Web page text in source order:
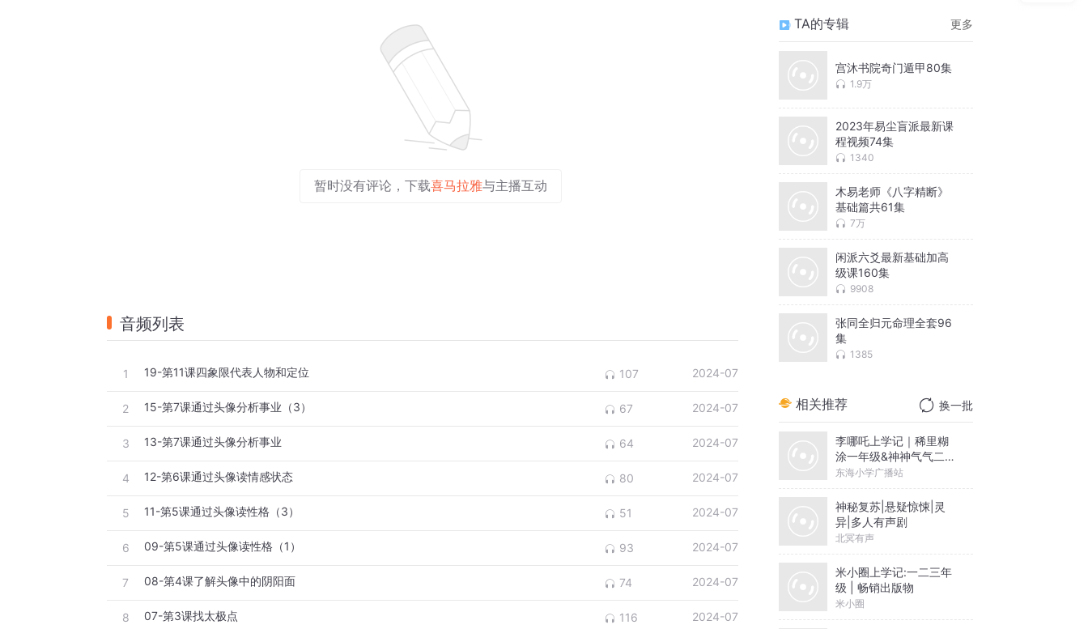
暂时没有评论，下载喜马拉雅与主播互动
音频列表
1 19-第11课四象限代表人物和定位 107 2024-07
2 15-第7课通过头像分析事业（3） 67 2024-07
3 13-第7课通过头像分析事业 64 2024-07
4 12-第6课通过头像读情感状态 80 2024-07
5 11-第5课通过头像读性格（3） 51 2024-07
6 09-第5课通过头像读性格（1） 93 2024-07
7 08-第4课了解头像中的阴阳面 74 2024-07
8 07-第3课找太极点 116 2024-07
TA的专辑 更多
宫沐书院奇门遁甲80集
1.9万
2023年易尘盲派最新课
程视频74集
1340
木易老师《八字精断》
基础篇共61集
7万
闲派六爻最新基础加高
级课160集
9908
张同全归元命理全套96
集
1385
相关推荐 换一批
李哪吒上学记｜稀里糊
涂一年级&神神气气二年
级
东海小学广播站
神秘复苏|悬疑惊悚|灵
异|多人有声剧
北冥有声
米小圈上学记:一二三年
级 | 畅销出版物
米小圈